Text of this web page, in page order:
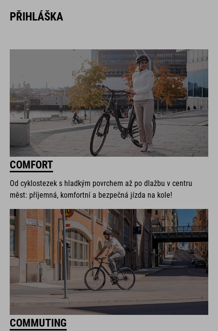
PŘIHLÁŠKA
COMFORT
Od cyklostezek s hladkým povrchem až po dlažbu v centru
měst: příjemná, komfortní a bezpečná jízda na kole!
COMMUTING